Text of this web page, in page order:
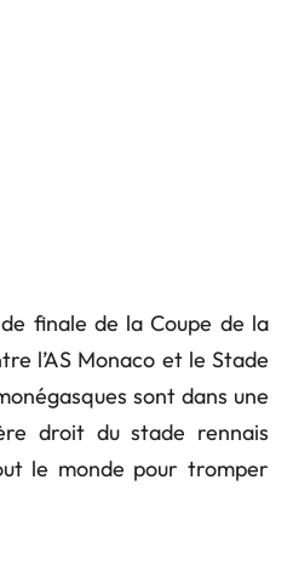
finale de la Coupe de la
l’AS Monaco et le Stade
sont dans une
droit du stade rennais
le monde pour tromper